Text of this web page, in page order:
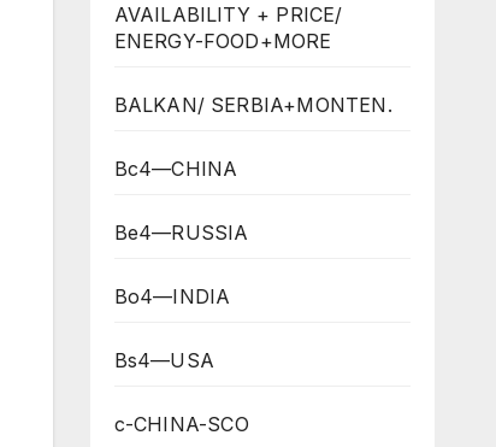
AVAILABILITY + PRICE/
ENERGY-FOOD+MORE
BALKAN/ SERBIA+MONTEN.
Bc4—CHINA
Be4—RUSSIA
Bo4—INDIA
Bs4—USA
c-CHINA-SCO